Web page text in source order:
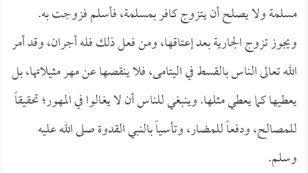
مسلمة ولا يصلح أن يتزوج كافر بمسلمة، فأسلم فزوجت به.
ويجوز تزوج الجارية بعد إعتاقها، ومن فعل ذلك فله أجران، وقد أمر
الله تعالى الناس بالقسط في اليتامى، فلا ينقصها عن مهر مثيلاتها، بل
يعطيها كما يعطي مثلها. وينبغي للناس أن لا يغالوا في المهور؛ تحقيقاً
للمصالح، ودفعاً للمضار، وتأسياً بالنبي القدوة صلى الله عليه
وسلم.